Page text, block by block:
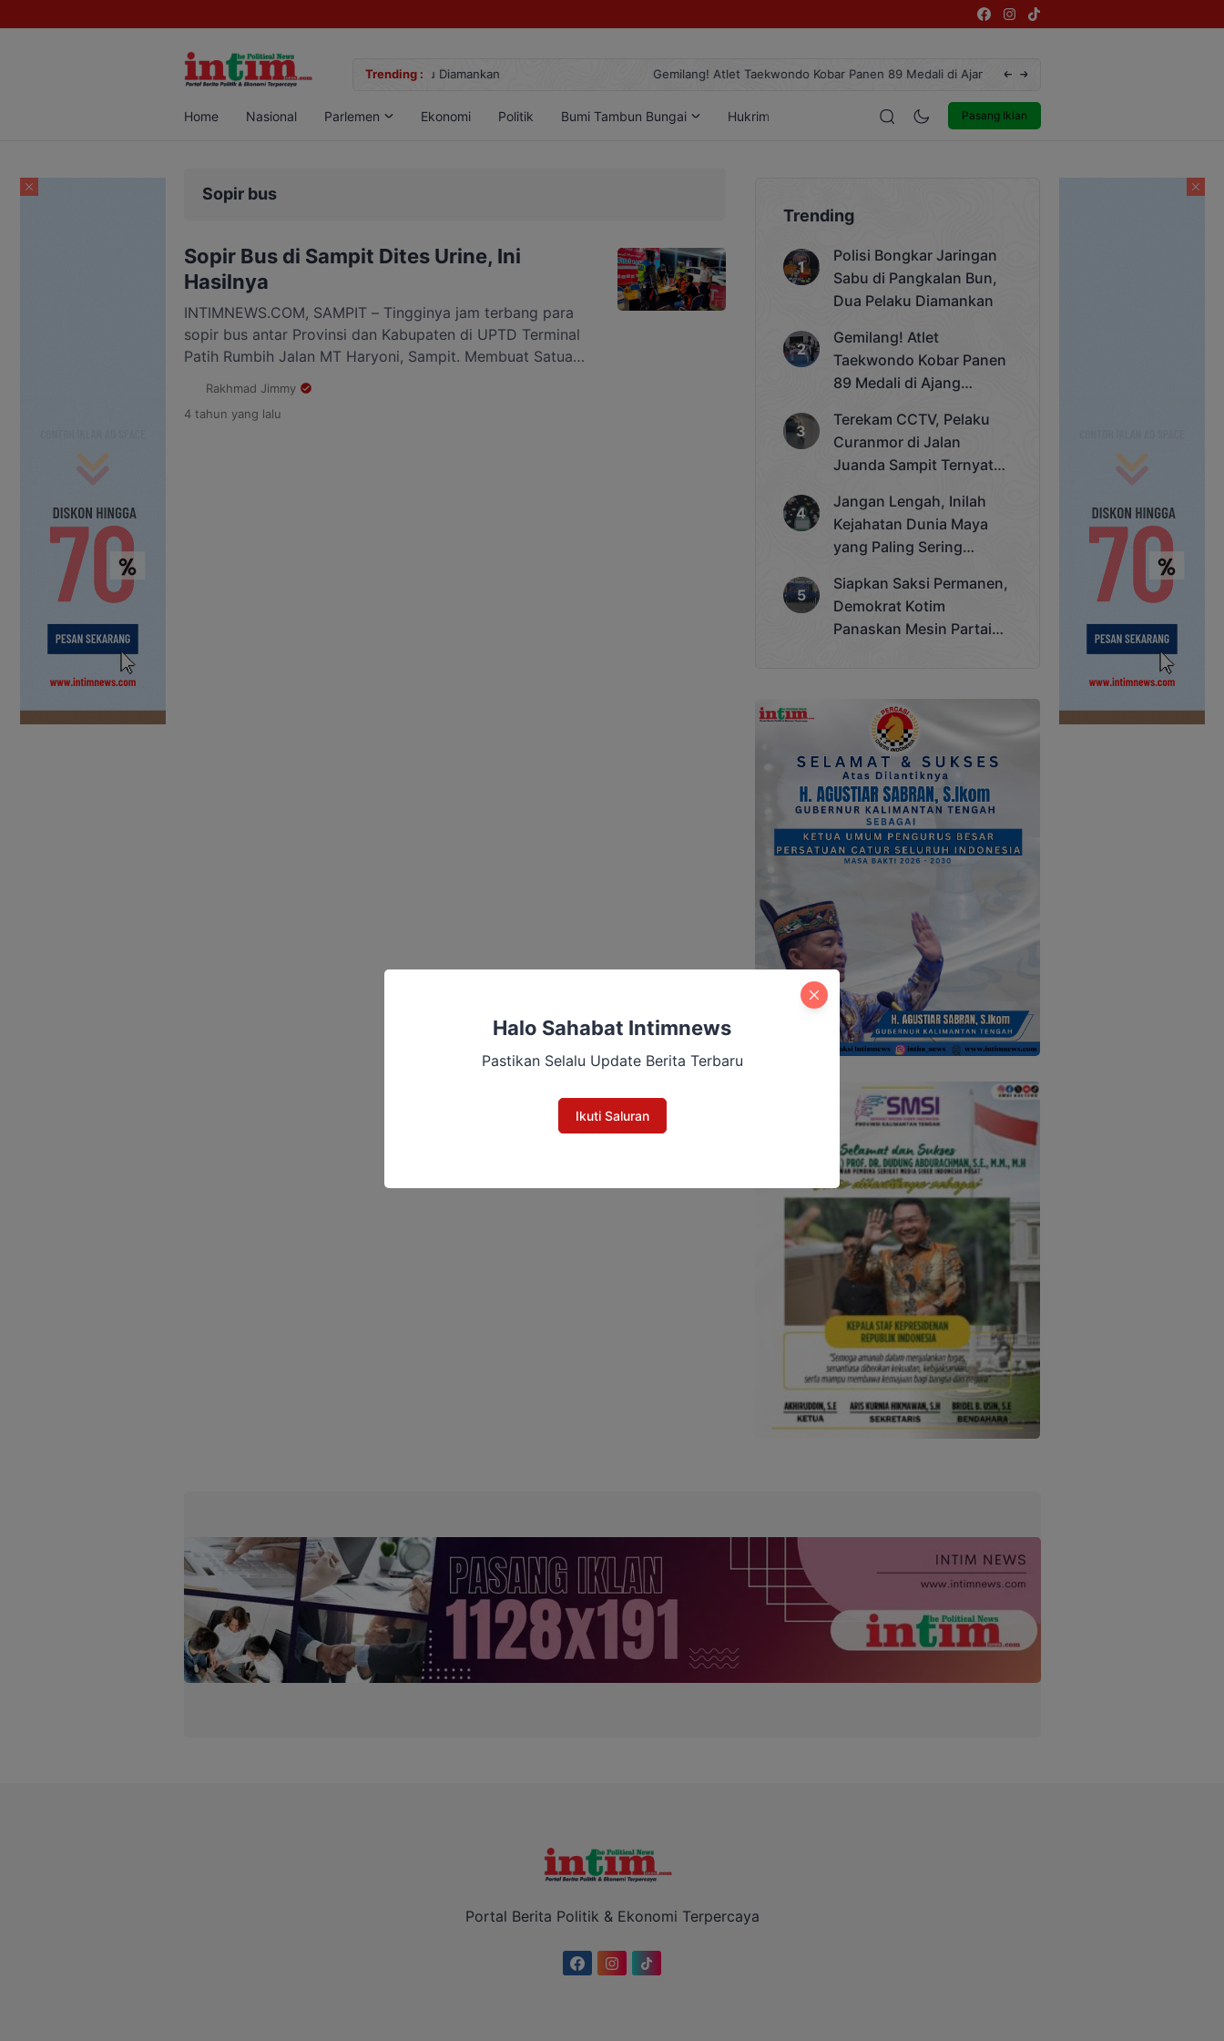
Trending :
Sabu di Pangkalan Bun, Dua Pelaku Diamankan Gemilang! Atlet Taekwondo Kobar Panen 89 Medali di Ajang Bergengsi Rektor Unda Cup 2025 Terekam CCTV, Pelaku Curanmor di
Pasang Iklan
Home Nasional Parlemen Ekonomi Politik Bumi Tambun Bungai Hukrim Entertainment
Sopir bus
Sopir Bus di Sampit Dites Urine, Ini
Hasilnya
INTIMNEWS.COM, SAMPIT – Tingginya jam terbang para
sopir bus antar Provinsi dan Kabupaten di UPTD Terminal
Patih Rumbih Jalan MT Haryoni, Sampit. Membuat Satuan
Perhubungan menggelar pemeriksaan kesehatan dan tes
urine untuk para sopir bus. Menurut Kapolres Kotim, AKBP
Rakhmad Jimmy
4 tahun yang lalu
Trending
Polisi Bongkar Jaringan
Sabu di Pangkalan Bun,
Dua Pelaku Diamankan
Gemilang! Atlet
Taekwondo Kobar Panen
89 Medali di Ajang
Cup 2025
Terekam CCTV, Pelaku
Curanmor di Jalan
Juanda Sampit Ternyata
Jangan Lengah, Inilah
Kejahatan Dunia Maya
yang Paling Sering
Siapkan Saksi Permanen,
Demokrat Kotim
Panaskan Mesin Partai
Portal Berita Politik & Ekonomi Terpercaya
Halo Sahabat Intimnews
Pastikan Selalu Update Berita Terbaru
Ikuti Saluran